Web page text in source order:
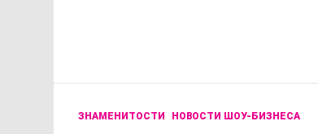
ЗНАМЕНИТОСТИ НОВОСТИ ШОУ-БИЗНЕСА